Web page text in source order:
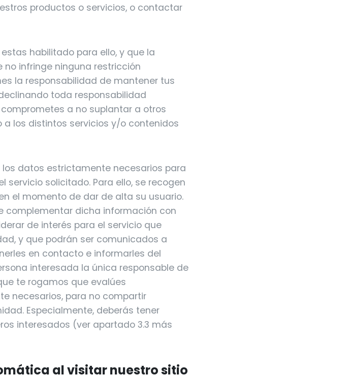
productos o servicios, o contactar
habilitado para ello, y que la
infringe ninguna restricción
la responsabilidad de mantener tus
toda responsabilidad
comprometes a no suplantar a otros
a los distintos servicios y/o contenidos
datos estrictamente necesarios para
solicitado. Para ello, se recogen
el momento de dar de alta su usuario.
complementar dicha información con
de interés para el servicio que
y que podrán ser comunicados a
en contacto e informarles del
interesada la única responsable de
te rogamos que evalúes
necesarios, para no compartir
Especialmente, deberás tener
interesados (ver apartado 3.3 más
al visitar nuestro sitio